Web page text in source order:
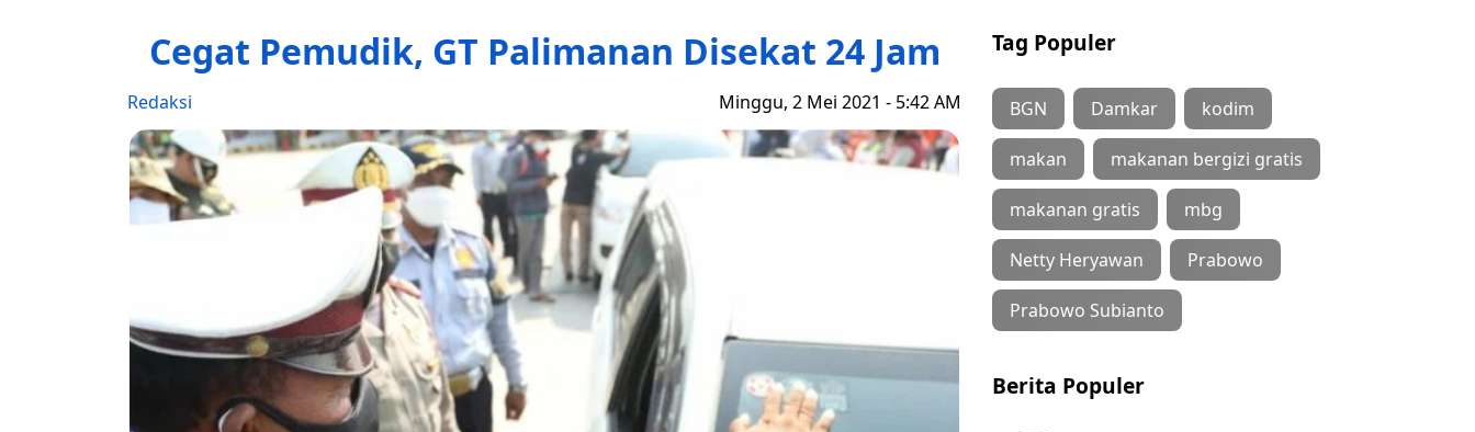
Cegat Pemudik, GT Palimanan Disekat 24 Jam
Redaksi Minggu, 2 Mei 2021 - 5:42 AM
Tag Populer
BGN Damkar kodim
makan makanan bergizi gratis
makanan gratis mbg
Netty Heryawan Prabowo
Prabowo Subianto
Berita Populer